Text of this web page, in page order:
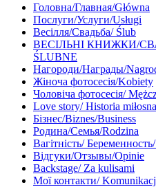
Головна/Главная/Główna
Послуги/Услуги/Usługi
Весілля/Свадьба/ Ślub
ВЕСІЛЬНІ КНИЖКИ/
ŚLUBNE
Нагороди/Награды/
Жіноча фотосесія/Kobiety
Чоловіча фотосесія/
Love story/ Historia miłosna
Бізнес/Biznes/Business
Родина/Семья/Rodzina
Вагітність/
Відгуки/Отзывы/Opinie
Backstage/ Za kulisami
Мої контакти/